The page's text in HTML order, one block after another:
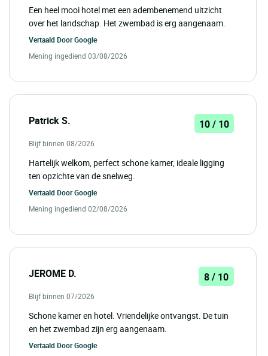
Een heel mooi hotel met een adembenemend uitzicht
over het landschap. Het zwembad is erg aangenaam.
Vertaald DoorGoogle
Mening ingediend 03/08/2026
Patrick S. 10 / 10
Blijf binnen 08/2026
Hartelijk welkom, perfect schone kamer, ideale ligging
ten opzichte van de snelweg.
Vertaald DoorGoogle
Mening ingediend 02/08/2026
JEROME D. 8 / 10
Blijf binnen 07/2026
Schone kamer en hotel. Vriendelijke ontvangst. De tuin
en het zwembad zijn erg aangenaam.
Vertaald DoorGoogle